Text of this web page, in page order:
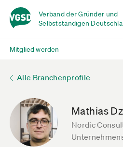
Verband der Gründer und
Selbstständigen
Mitglied werden
Alle Branchenprofile
Mathias
Nordic